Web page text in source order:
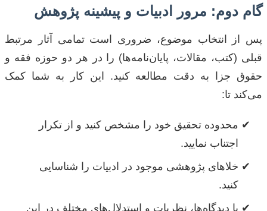
گام دوم: مرور ادبیات و پیشینه پژوهش
پس از انتخاب موضوع، ضروری است تمامی آثار مرتبط
قبلی (کتب، مقالات، پایان‌نامه‌ها) را در هر دو حوزه فقه و
حقوق جزا به دقت مطالعه کنید. این کار به شما کمک
می‌کند تا:
محدوده تحقیق خود را مشخص کنید و از تکرار
اجتناب نمایید.
خلاهای پژوهشی موجود در ادبیات را شناسایی
کنید.
با دیدگاه‌ها، نظریات و استدلال‌های مختلف در این